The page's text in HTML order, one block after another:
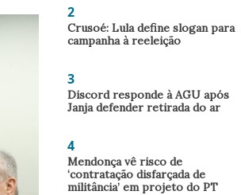
2
Crusoé: Lula define slogan para
campanha à reeleição
3
Discord responde à AGU após
Janja defender retirada do ar
4
Mendonça vê risco de
‘contratação disfarçada de
militância’ em projeto do PT